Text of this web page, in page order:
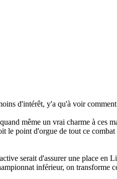
d'intérêt, y'a qu'à voir
même un vrai charme à ces
le point d'orgue de tout ce
serait d'assurer une place
inférieur, on transforme